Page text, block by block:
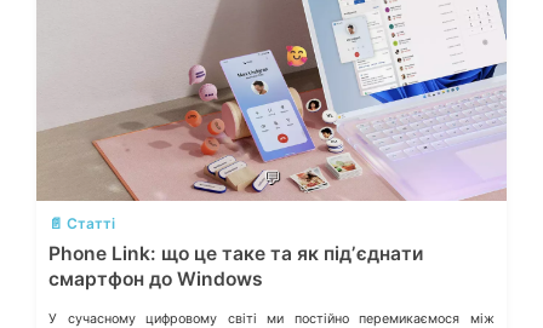
💬
📄 Статті
Phone Link: що це таке та як підʼєднати
смартфон до Windows
У сучасному цифровому світі ми постійно перемикаємося між